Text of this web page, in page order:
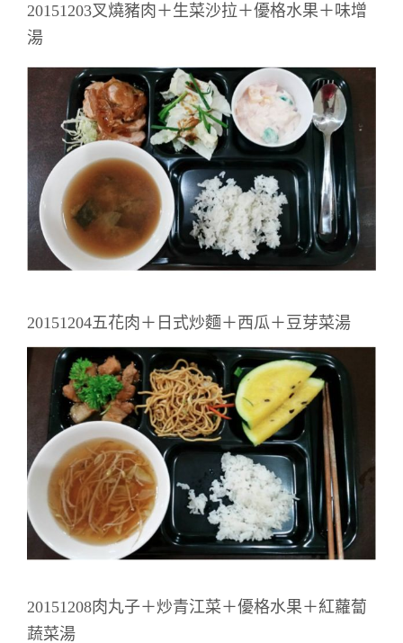
20151203叉燒豬肉＋生菜沙拉＋優格水果＋味增
湯
20151204五花肉＋日式炒麵＋西瓜＋豆芽菜湯
20151208肉丸子＋炒青江菜＋優格水果＋紅蘿蔔
蔬菜湯